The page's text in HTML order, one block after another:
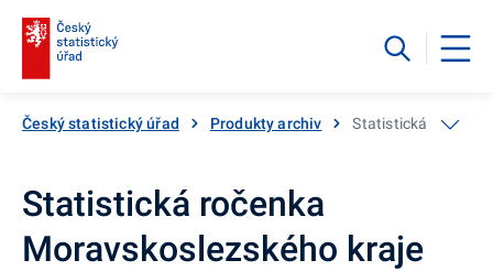
Český statistický úřad Produkty archiv Statistická ročenka
Statistická ročenka
Moravskoslezského kraje